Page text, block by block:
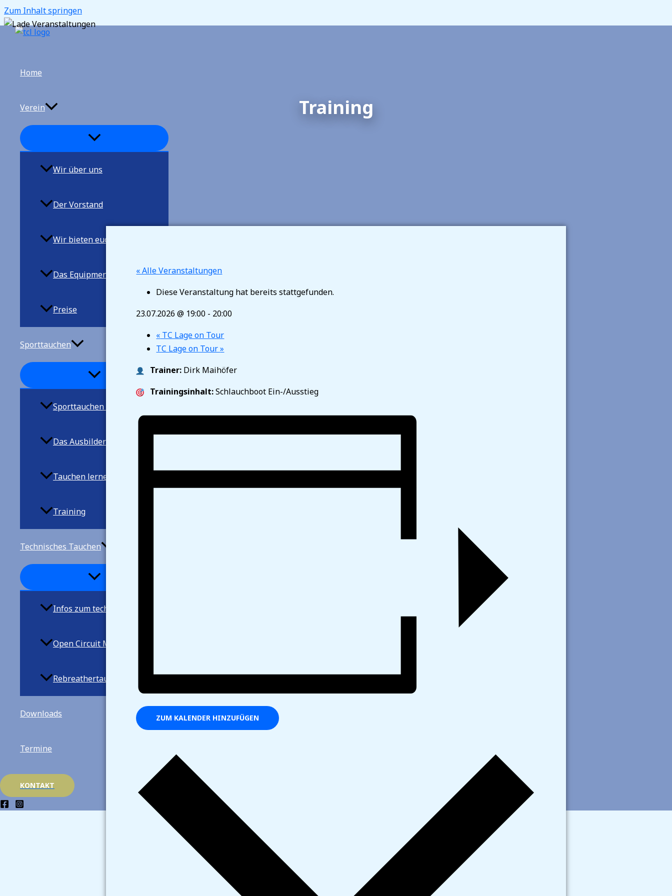
Zum Inhalt springen
Home
Verein
Wir über uns
Der Vorstand
Wir bieten euch
Das Equipment
Preise
Sporttauchen
Sporttauchen allgemein
Das Ausbilderteam
Tauchen lernen
Training
Technisches Tauchen
Infos zum techn. Tauchen
Open Circuit Mischgastauchen
Rebreathertauchen
Downloads
Termine
KONTAKT
Training
« Alle Veranstaltungen
Diese Veranstaltung hat bereits stattgefunden.
23.07.2026 @ 19:00 - 20:00
« TC Lage on Tour
TC Lage on Tour»
Trainer: Dirk Maihöfer
Trainingsinhalt:Schlauchboot Ein-/Ausstieg
ZUM KALENDER HINZUFÜGEN